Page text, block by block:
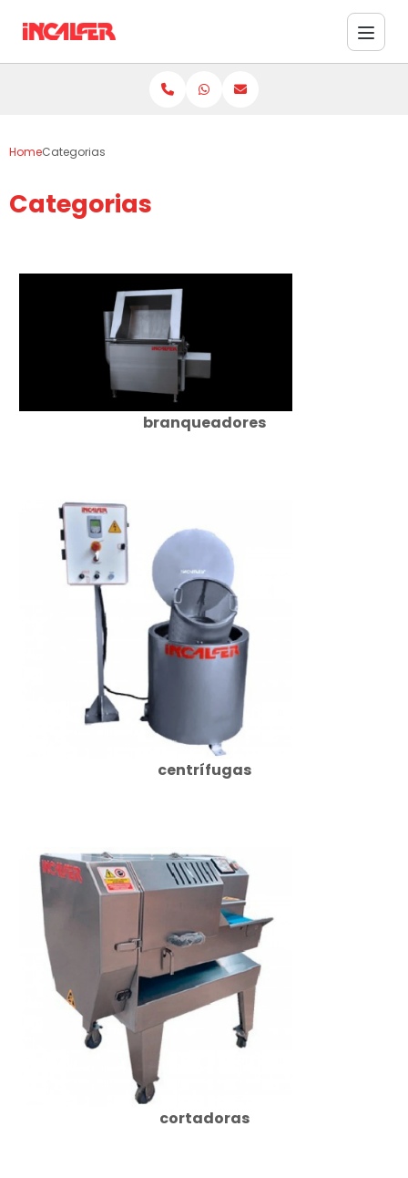
HomeCategorias
Categorias
branqueadores
centrífugas
cortadoras